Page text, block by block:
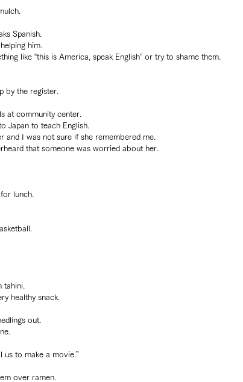
Spanish.
him.
like “this is America, speak English” or try to shame them.
by the register.
at community center.
Japan to teach English.
and I was not sure if she remembered me.
that someone was worried about her.
lunch.
tahini.
healthy snack.
out.
us to make a movie.”
over ramen.